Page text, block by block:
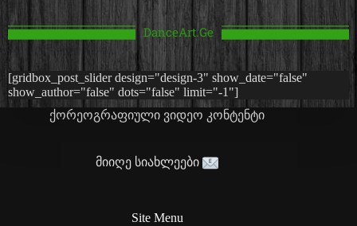
DanceArt.Ge
[gridbox_post_slider design="design-3" show_date="false"
show_author="false" dots="false" limit="-1"]
ქორეოგრაფიული ვიდეო კონტენტი
მიიღე სიახლეები
Site Menu